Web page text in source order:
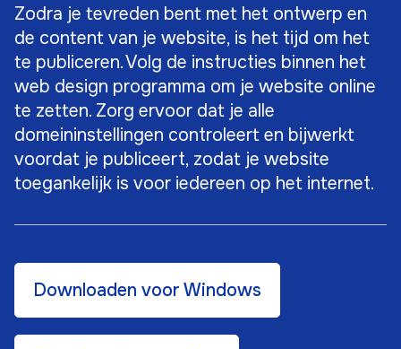
Zodra je tevreden bent met het ontwerp en
de content van je website, is het tijd om het
te publiceren. Volg de instructies binnen het
web design programma om je website online
te zetten. Zorg ervoor dat je alle
domeininstellingen controleert en bijwerkt
voordat je publiceert, zodat je website
toegankelijk is voor iedereen op het internet.
Downloaden voor Windows